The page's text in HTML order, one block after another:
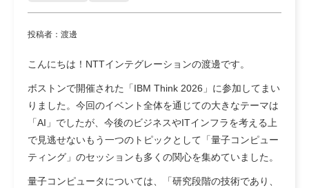
投稿者：渡邊
こんにちは！NTTインテグレーションの渡邊です。
ボストンで開催された「IBM Think 2026」に参加してまい
りました。今回のイベント全体を通じての大きなテーマは
「AI」でしたが、今後のビジネスやITインフラを考える上
で見逃せないもう一つのトピックとして「量子コンピュー
ティング」のセッションも多くの関心を集めていました。
量子コンピュータについては、「研究段階の技術であり、